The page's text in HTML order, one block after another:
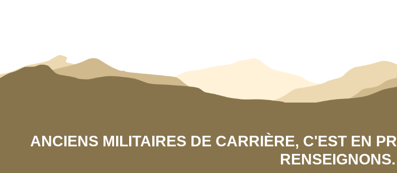
ANCIENS MILITAIRES DE CARRIÈRE, C'EST EN
RENSEIGNONS.